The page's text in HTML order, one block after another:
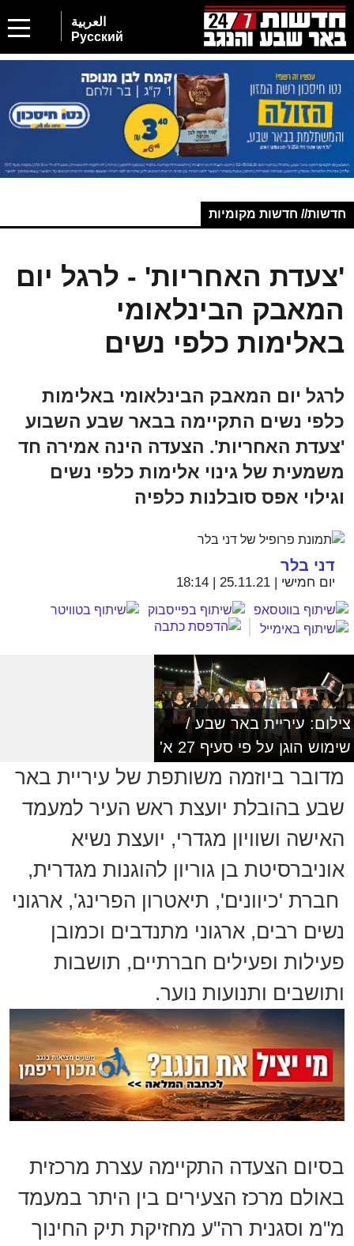
العربية
Русский
חדשות// חדשות מקומיות
'צעדת האחריות' - לרגל יום
המאבק הבינלאומי
באלימות כלפי נשים
לרגל יום המאבק הבינלאומי באלימות
כלפי נשים התקיימה בבאר שבע השבוע
'צעדת האחריות'. הצעדה הינה אמירה חד
משמעית של גינוי אלימות כלפי נשים
וגילוי אפס סובלנות כלפיה
דני בלר
יום חמישי | 25.11.21 | 18:14
צילום: עיריית באר שבע /
שימוש הוגן על פי סעיף 27 א'
מדובר ביוזמה משותפת של עיריית באר
שבע בהובלת יועצת ראש העיר למעמד
האישה ושוויון מגדרי, יועצת נשיא
אוניברסיטת בן גוריון להוגנות מגדרית,
חברת 'כיוונים', תיאטרון הפרינג', ארגוני
נשים רבים, ארגוני מתנדבים וכמובן
פעילות ופעילים חברתיים, תושבות
ותושבים ותנועות נוער.
בסיום הצעדה התקיימה עצרת מרכזית
באולם מרכז הצעירים בין היתר במעמד
מ"מ וסגנית רה"ע מחזיקת תיק החינוך